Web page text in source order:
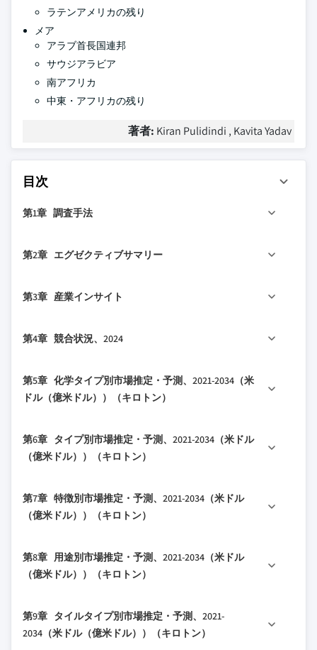
ラテンアメリカの残り
メア
アラブ首長国連邦
サウジアラビア
南アフリカ
中東・アフリカの残り
著者: Kiran Pulidindi , Kavita Yadav
目次
第1章 調査手法
1.2 調査設計
1.2.2 データ収集方法
1.3.1 グローバル
1.4 基本推定値と計算
1.4.1 基準年の計算
1.5 一次調査と検証
1.5.1 一次ソース
1.7 調査の前提条件と制限事項
第2章 エグゼクティブサマリー
2.2 主要市場トレンド
2.2.2 化学タイプ別
2.2.4 特徴別
2.2.5 用途別
2.2.7 最終用途セクター別
2.2.8 流通チャネル別
2.4 CXOの視点：戦略的必須事項
2.4.1 経営判断ポイント
2.5 将来展望と戦略的提言
第3章 産業インサイト
3.1.1 サプライヤーの状況
3.1.3 各段階における付加価値
3.1.4 バリューチェーンに影響を与える要因
3.2 産業への影響要因
3.2.1 成長ドライバー
3.2.3 市場機会
3.3 成長ポテンシャル分析
3.4.1 北米
3.4.2 欧州
3.4.4 ラテンアメリカ
第4章 競合状況、2024
4.2 企業の市場シェア分析
4.2.1 地域別
4.2.1.2 欧州
4.2.1.5 中東・アフリカ
4.5 競合ポジショニングマトリックス
4.6.2 パートナーシップ・提携
第5章 化学タイプ別市場推定・予測、2021-2034（米
ドル（億米ドル））（キロトン）
5.2 セメント系接着剤
5.2.1 標準セメント系（C1）
5.2.3 速硬化セメント系
5.3.1 標準分散系（D1）
5.4 反応性樹脂系接着剤
第6章 タイプ別市場推定・予測、2021-2034（米ドル
（億米ドル））（キロトン）
6.2 ドライセット
6.3 即時使用型
6.5 その他
第7章 特徴別市場推定・予測、2021-2034（米ドル
（億米ドル））（キロトン）
7.2 標準硬化
7.3 速硬化
7.5 滑り止め
第8章 用途別市場推定・予測、2021-2034（米ドル
（億米ドル））（キロトン）
8.2 壁タイル
8.2.1 内壁
第9章 タイルタイプ別市場推定・予測、2021-
2034（米ドル（億米ドル））（キロトン）